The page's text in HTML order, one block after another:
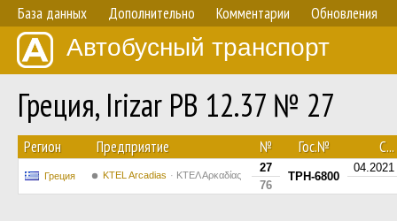
База данных Дополнительно Комментарии Обновления
Автобусный транспорт
Греция, Irizar PB 12.37 № 27
Регион Предприятие № Гос.№ С...
Греция KTEL Arcadias ΚΤΕΛ Αρκαδίας
27
TPH-6800
04.2021
76